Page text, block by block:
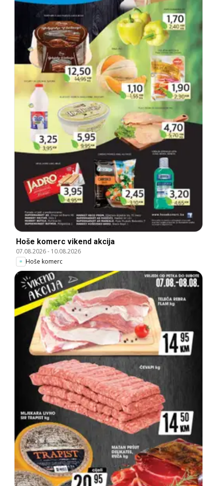
Hoše komerc vikend akcija
07.08.2026- 10.08.2026
Hoše komerc